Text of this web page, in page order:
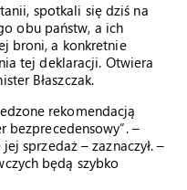
spotkali się dziś na
obu państw, a ich
broni, a konkretnie
tej deklaracji. Otwiera
Błaszczak.
rekomendacją
bezprecedensowy”. –
sprzedaż – zaznaczył. –
będą szybko